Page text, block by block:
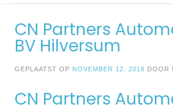
CN Partners
BV Hilversum
GEPLAATST OP NOVEMBER 12, 2018 DOOR
CN Partners